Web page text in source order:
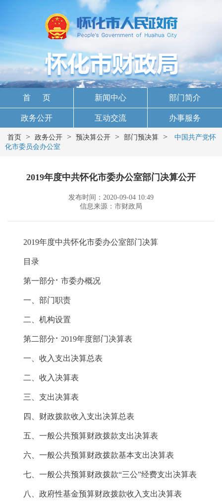
首 页 新闻中心 部门简介
政务公开 互动交流 办事服务
首页 > 政务公开 > 预决算公开 > 部门预决算 >
中国共产党怀
化市委员会办公室
2019年度中共怀化市委办公室部门决算公开
发布时间：2020-09-04 10:49
信息来源：市财政局
2019年度中共怀化市委办公室部门决算
目录
第一部分⠂市委办概况
一、部门职责
二、机构设置
第二部分⠂2019年度部门决算表
一、收入支出决算总表
二、收入决算表
三、支出决算表
四、财政拨款收入支出决算总表
五、一般公共预算财政拨款支出决算表
六、一般公共预算财政拨款基本支出决算表
七、一般公共预算财政拨款“三公”经费支出决算表
八、政府性基金预算财政拨款收入支出决算表